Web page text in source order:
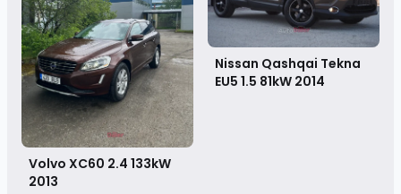
Volvo XC60 2.4 133kW
2013
Nissan Qashqai Tekna
EU5 1.5 81kW 2014